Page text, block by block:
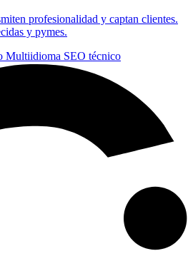
profesionalidad y captan clientes.
y pymes.
Multiidioma SEO técnico